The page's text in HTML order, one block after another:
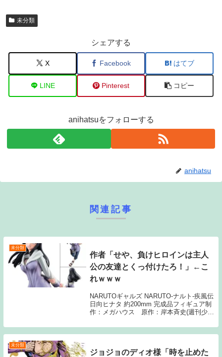
未分類
シェアする
X Facebook はてブ
LINE Pinterest コピー
anihatsuをフォローする
anihatsu
関連記事
未分類
作者「せや、負けヒロインは主人
公の友達とくっ付けたろ！」←こ
れｗｗｗ
NARUTOギャルズ NARUTO‐ナルト‐疾風伝
日向ヒナタ 約200mm 完成品フィギュア制
作：メガハウス 原作：岸本斉史(週刊少年
は余り物同士でくっつけとけばええか」
165: 名無しさん...
未分類
ジョジョのディオ様「時を止めた